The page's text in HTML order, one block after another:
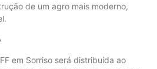
de um agro mais moderno,
em Sorriso será distribuída ao